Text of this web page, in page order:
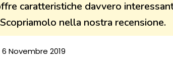
caratteristiche davvero
nella nostra recensione.
6 Novembre 2019